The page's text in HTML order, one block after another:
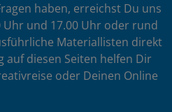
haben, erreichst Du uns
und 17.00 Uhr oder rund
Materiallisten direkt
auf diesen Seiten helfen Dir
oder Deinen Online